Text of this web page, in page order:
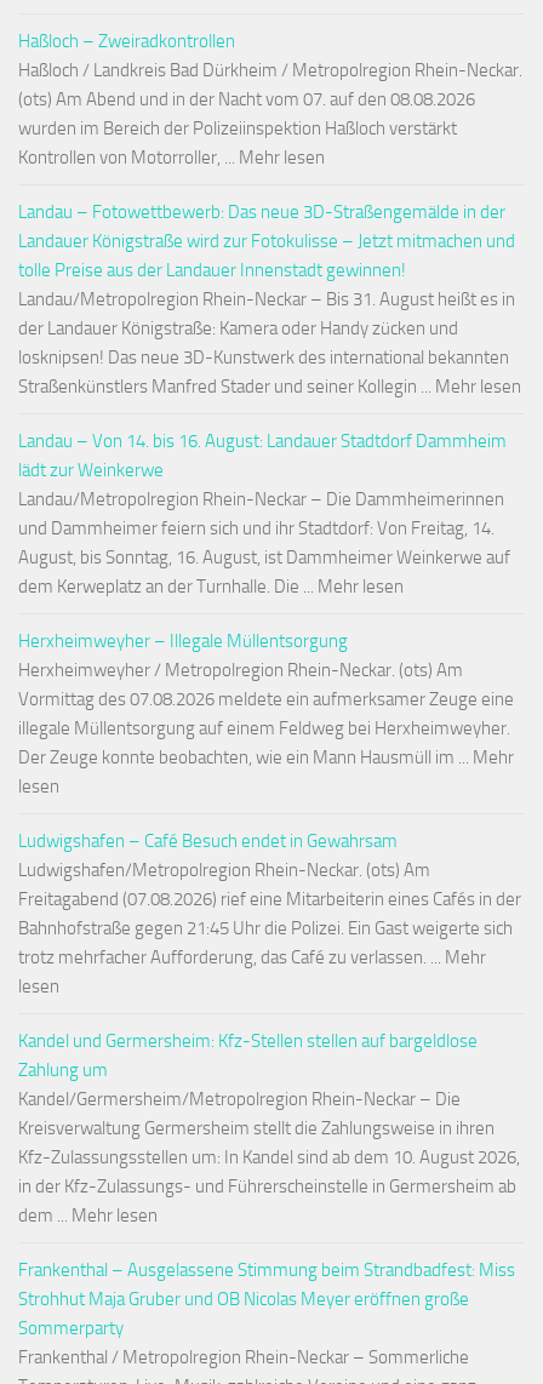
Haßloch – Zweiradkontrollen
Haßloch / Landkreis Bad Dürkheim / Metropolregion Rhein-Neckar.
(ots) Am Abend und in der Nacht vom 07. auf den 08.08.2026
wurden im Bereich der Polizeiinspektion Haßloch verstärkt
Kontrollen von Motorroller, ... Mehr lesen
Landau – Fotowettbewerb: Das neue 3D-Straßengemälde in der
Landauer Königstraße wird zur Fotokulisse – Jetzt mitmachen und
tolle Preise aus der Landauer Innenstadt gewinnen!
Landau/Metropolregion Rhein-Neckar – Bis 31. August heißt es in
der Landauer Königstraße: Kamera oder Handy zücken und
losknipsen! Das neue 3D-Kunstwerk des international bekannten
Straßenkünstlers Manfred Stader und seiner Kollegin ... Mehr lesen
Landau – Von 14. bis 16. August: Landauer Stadtdorf Dammheim
lädt zur Weinkerwe
Landau/Metropolregion Rhein-Neckar – Die Dammheimerinnen
und Dammheimer feiern sich und ihr Stadtdorf: Von Freitag, 14.
August, bis Sonntag, 16. August, ist Dammheimer Weinkerwe auf
dem Kerweplatz an der Turnhalle. Die ... Mehr lesen
Herxheimweyher – Illegale Müllentsorgung
Herxheimweyher / Metropolregion Rhein-Neckar. (ots) Am
Vormittag des 07.08.2026 meldete ein aufmerksamer Zeuge eine
illegale Müllentsorgung auf einem Feldweg bei Herxheimweyher.
Der Zeuge konnte beobachten, wie ein Mann Hausmüll im ... Mehr
lesen
Ludwigshafen – Café Besuch endet in Gewahrsam
Ludwigshafen/Metropolregion Rhein-Neckar. (ots) Am
Freitagabend (07.08.2026) rief eine Mitarbeiterin eines Cafés in der
Bahnhofstraße gegen 21:45 Uhr die Polizei. Ein Gast weigerte sich
trotz mehrfacher Aufforderung, das Café zu verlassen. ... Mehr
lesen
Kandel und Germersheim: Kfz-Stellen stellen auf bargeldlose
Zahlung um
Kandel/Germersheim/Metropolregion Rhein-Neckar – Die
Kreisverwaltung Germersheim stellt die Zahlungsweise in ihren
Kfz-Zulassungsstellen um: In Kandel sind ab dem 10. August 2026,
in der Kfz-Zulassungs- und Führerscheinstelle in Germersheim ab
dem ... Mehr lesen
Frankenthal – Ausgelassene Stimmung beim Strandbadfest: Miss
Strohhut Maja Gruber und OB Nicolas Meyer eröffnen große
Sommerparty
Frankenthal / Metropolregion Rhein-Neckar – Sommerliche